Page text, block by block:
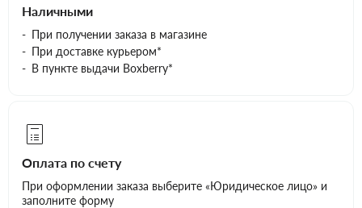
Наличными
При получении заказа в магазине
При доставке курьером*
В пункте выдачи Boxberry*
Оплата по счету
При оформлении заказа выберите «Юридическое лицо» и
заполните форму